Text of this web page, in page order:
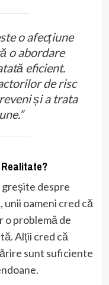
o afecțiune
o abordare
eficient.
de risc
și a trata
despre
oameni cred că
o problemă de
Alții cred că
sunt suficiente